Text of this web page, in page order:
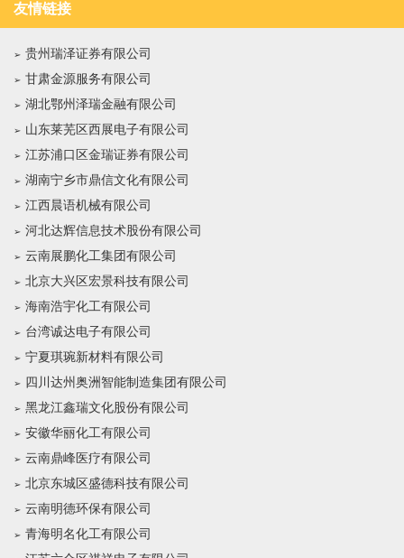
友情链接
贵州瑞泽证券有限公司
甘肃金源服务有限公司
湖北鄂州泽瑞金融有限公司
山东莱芜区西展电子有限公司
江苏浦口区金瑞证券有限公司
湖南宁乡市鼎信文化有限公司
江西晨语机械有限公司
河北达辉信息技术股份有限公司
云南展鹏化工集团有限公司
北京大兴区宏景科技有限公司
海南浩宇化工有限公司
台湾诚达电子有限公司
宁夏琪琬新材料有限公司
四川达州奥洲智能制造集团有限公司
黑龙江鑫瑞文化股份有限公司
安徽华丽化工有限公司
云南鼎峰医疗有限公司
北京东城区盛德科技有限公司
云南明德环保有限公司
青海明名化工有限公司